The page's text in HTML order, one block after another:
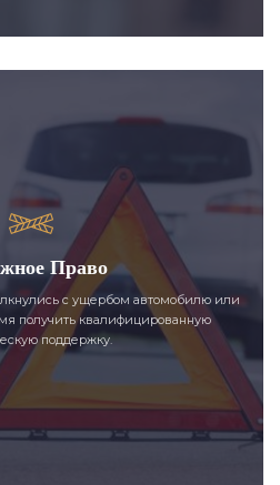
Право
с ущербом автомобилю или
получить квалифицированную
поддержку.